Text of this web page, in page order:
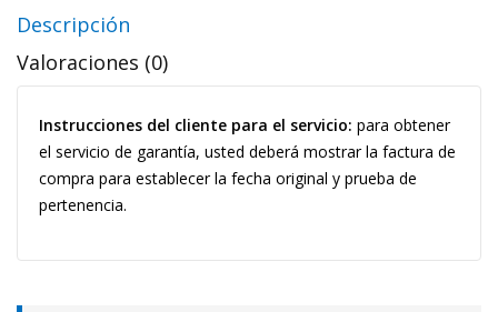
Descripción
Valoraciones (0)
Instrucciones del cliente para el servicio: para obtener
el servicio de garantía, usted deberá mostrar la factura de
compra para establecer la fecha original y prueba de
pertenencia.